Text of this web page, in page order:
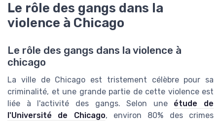
Le rôle des gangs dans la
violence à Chicago
Le rôle des gangs dans la violence à
chicago
La ville de Chicago est tristement célèbre pour sa
criminalité, et une grande partie de cette violence est
liée à l'activité des gangs. Selon une étude de
l'Université de Chicago, environ 80% des crimes